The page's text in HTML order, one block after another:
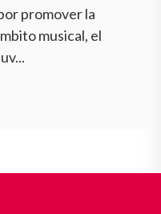
promover la
musical, el